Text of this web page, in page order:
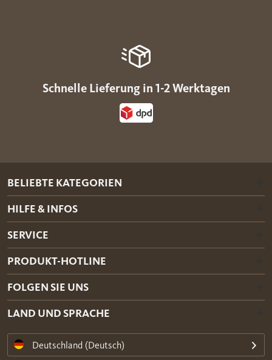
Schnelle Lieferung in 1-2 Werktagen
BELIEBTE KATEGORIEN
HILFE & INFOS
SERVICE
PRODUKT-HOTLINE
FOLGEN SIE UNS
LAND UND SPRACHE
Deutschland (Deutsch)